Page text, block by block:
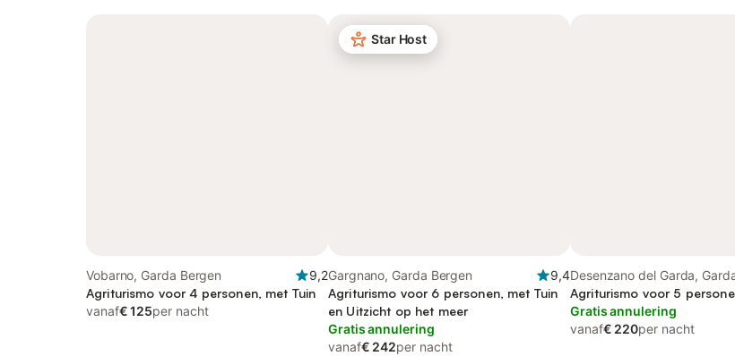
Vobarno, Garda Bergen
9,2
Agriturismo voor 4 personen, met Tuin
vanaf€ 125per nacht
Star Host
Gargnano, Garda Bergen
9,4
Agriturismo voor 6 personen, met Tuin
en Uitzicht op het meer
Gratis annulering
vanaf€ 242per nacht
Desenzano del Garda,
Bergen
Agriturismo voor 5
Gratis annulering
vanaf€ 220per nacht